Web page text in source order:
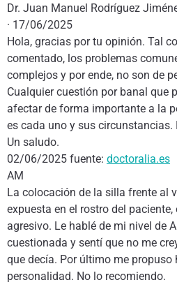
Dr. Juan Manuel Rodríguez
· 17/06/2025
Hola, gracias por tu opinión. Tal
comentado, los problemas
complejos y por ende, no son de
Cualquier cuestión por banal que
afectar de forma importante a la
es cada uno y sus circunstancias.
Un saludo.
02/06/2025 fuente: doctoralia.es
AM
La colocación de la silla frente al
expuesta en el rostro del
agresivo. Le hablé de mi nivel de
cuestionada y sentí que no me
que decía. Por último me propuso
personalidad. No lo recomiendo.